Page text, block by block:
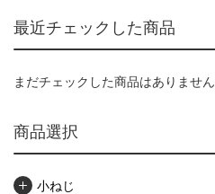
最近チェックした商品
まだチェックした商品はありません
商品選択
小ねじ